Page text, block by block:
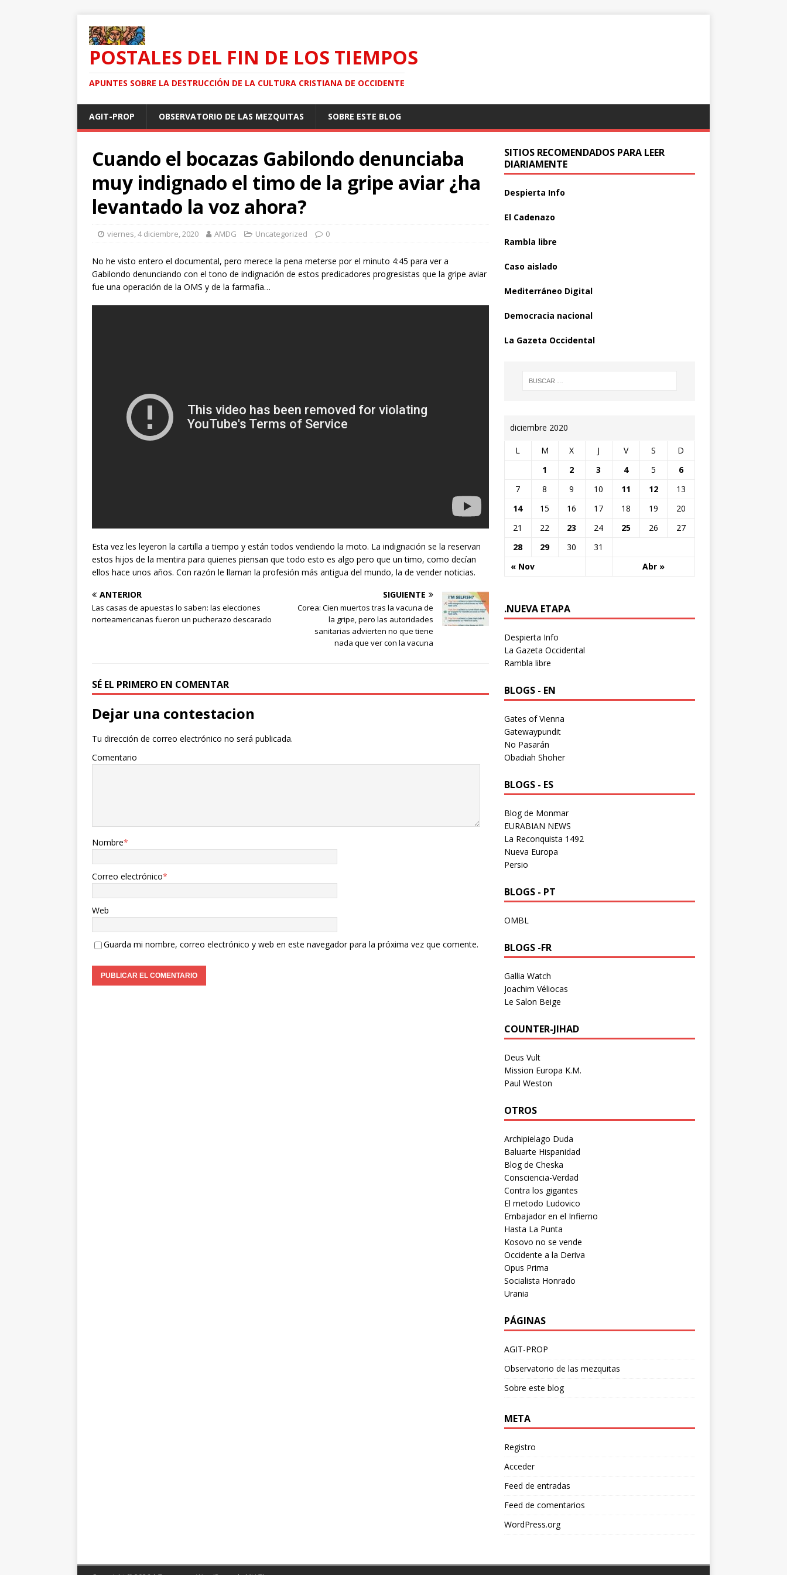
POSTALES DEL FIN DE LOS TIEMPOS
APUNTES SOBRE LA DESTRUCCIÓN DE LA CULTURA CRISTIANA DE OCCIDENTE
AGIT-PROP OBSERVATORIO DE LAS MEZQUITAS SOBRE ESTE BLOG
Cuando el bocazas Gabilondo denunciaba
muy indignado el timo de la gripe aviar ¿ha
levantado la voz ahora?
viernes, 4 diciembre, 2020 AMDG Uncategorized 0
No he visto entero el documental, pero merece la pena meterse por el minuto 4:45 para ver a
Gabilondo denunciando con el tono de indignación de estos predicadores progresistas que la gripe aviar
fue una operación de la OMS y de la farmafia…
Esta vez les leyeron la cartilla a tiempo y están todos vendiendo la moto. La indignación se la reservan
estos hijos de la mentira para quienes piensan que todo esto es algo pero que un timo, como decían
ellos hace unos años. Con razón le llaman la profesión más antigua del mundo, la de vender noticias.
ANTERIOR
Las casas de apuestas lo saben: las elecciones
norteamericanas fueron un pucherazo descarado
SIGUIENTE
Corea: Cien muertos tras la vacuna de
la gripe, pero las autoridades
sanitarias advierten no que tiene
nada que ver con la vacuna
SÉ EL PRIMERO EN COMENTAR
Dejar una contestacion
Tu dirección de correo electrónico no será publicada.
Comentario
Nombre*
Correo electrónico*
Web
Guarda mi nombre, correo electrónico y web en este navegador para la próxima vez que comente.
SITIOS RECOMENDADOS PARA LEER
DIARIAMENTE
Despierta Info
El Cadenazo
Rambla libre
Caso aislado
Mediterráneo Digital
Democracia nacional
La Gazeta Occidental
diciembre 2020
L M X J V S D
« Nov Abr »
1 2 3 4 5
6
7
8 9 10 11 12
13
14
15 16 17 18 19
20
21
22 23 24 25 26
27
28
29 30 31
.NUEVA ETAPA
Despierta Info
La Gazeta Occidental
Rambla libre
BLOGS - EN
Gates of Vienna
Gatewaypundit
No Pasarán
Obadiah Shoher
BLOGS - ES
Blog de Monmar
EURABIAN NEWS
La Reconquista 1492
Nueva Europa
Persio
BLOGS - PT
OMBL
BLOGS -FR
Gallia Watch
Joachim Véliocas
Le Salon Beige
COUNTER-JIHAD
Deus Vult
Mission Europa K.M.
Paul Weston
OTROS
Archipielago Duda
Baluarte Hispanidad
Blog de Cheska
Consciencia-Verdad
Contra los gigantes
El metodo Ludovico
Embajador en el Infierno
Hasta La Punta
Kosovo no se vende
Occidente a la Deriva
Opus Prima
Socialista Honrado
Urania
PÁGINAS
AGIT-PROP
Observatorio de las mezquitas
Sobre este blog
META
Registro
Acceder
Feed de entradas
Feed de comentarios
WordPress.org